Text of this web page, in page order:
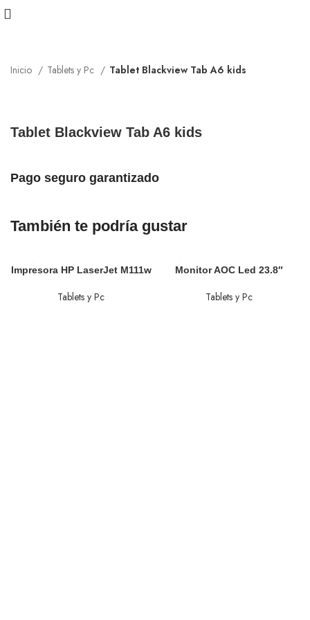
Inicio Tablets y Pc Tablet Blackview Tab A6 kids
Tablet Blackview Tab A6 kids
Pago seguro garantizado
También te podría gustar
Impresora HP LaserJet M111w
Tablets y Pc
Monitor AOC Led 23.8″
Tablets y Pc